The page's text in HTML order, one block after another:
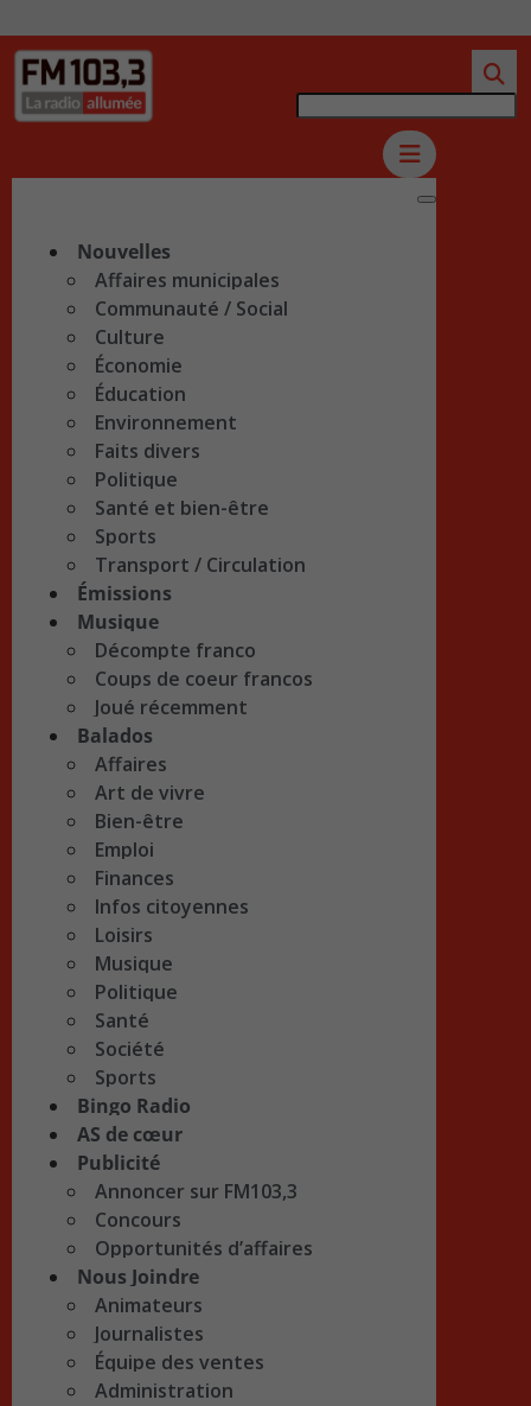
Nouvelles
Affaires municipales
Communauté / Social
Culture
Économie
Éducation
Environnement
Faits divers
Politique
Santé et bien-être
Sports
Transport / Circulation
Émissions
Musique
Décompte franco
Coups de coeur francos
Joué récemment
Balados
Affaires
Art de vivre
Bien-être
Emploi
Finances
Infos citoyennes
Loisirs
Musique
Politique
Santé
Société
Sports
Bingo Radio
AS de cœur
Publicité
Annoncer sur FM103,3
Concours
Opportunités d’affaires
Nous Joindre
Animateurs
Journalistes
Équipe des ventes
Administration